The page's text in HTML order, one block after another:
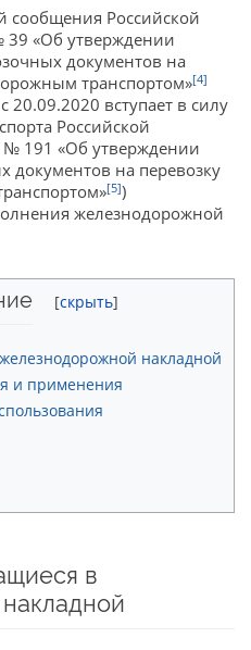
сообщения Российской
«Об утверждении
документов на
транспортом»[4]
20.09.2020 вступает в силу
Российской
№ 191 «Об утверждении
на перевозку
[5])
железнодорожной
накладной
и применения
в